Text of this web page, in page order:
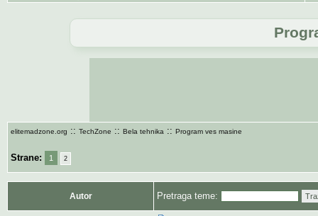
elitemadzone.org :: TechZone :: Bela tehnika :: Program ves masine
Strane: 1 2
Autor Pretraga teme: